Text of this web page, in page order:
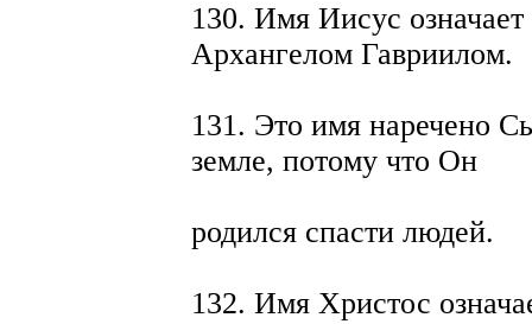
130. Имя Иисус
Архангелом Гавриилом.
131. Это имя наречено
земле, потому что Он
родился спасти людей.
132. Имя Христос